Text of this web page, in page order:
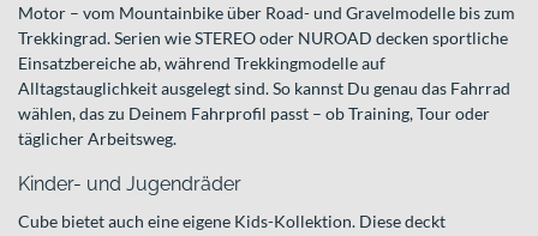
Motor – vom Mountainbike über Road- und Gravelmodelle bis zum
Trekkingrad. Serien wie STEREO oder NUROAD decken sportliche
Einsatzbereiche ab, während Trekkingmodelle auf
Alltagstauglichkeit ausgelegt sind. So kannst Du genau das Fahrrad
wählen, das zu Deinem Fahrprofil passt – ob Training, Tour oder
täglicher Arbeitsweg.
Kinder- und Jugendräder
Cube bietet auch eine eigene Kids-Kollektion. Diese deckt